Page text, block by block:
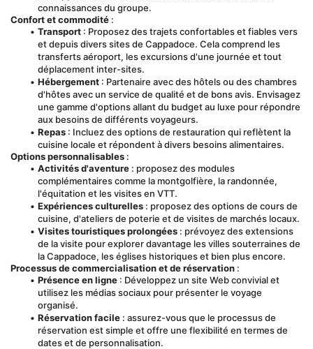
connaissances du groupe.
Confort et commodité :
Transport : Proposez des trajets confortables et fiables vers
et depuis divers sites de Cappadoce. Cela comprend les
transferts aéroport, les excursions d'une journée et tout
déplacement inter-sites.
Hébergement : Partenaire avec des hôtels ou des chambres
d'hôtes avec un service de qualité et de bons avis. Envisagez
une gamme d'options allant du budget au luxe pour répondre
aux besoins de différents voyageurs.
Repas : Incluez des options de restauration qui reflètent la
cuisine locale et répondent à divers besoins alimentaires.
Options personnalisables :
Activités d'aventure : proposez des modules
complémentaires comme la montgolfière, la randonnée,
l'équitation et les visites en VTT.
Expériences culturelles : proposez des options de cours de
cuisine, d'ateliers de poterie et de visites de marchés locaux.
Visites touristiques prolongées : prévoyez des extensions
de la visite pour explorer davantage les villes souterraines de
la Cappadoce, les églises historiques et bien plus encore.
Processus de commercialisation et de réservation :
Présence en ligne : Développez un site Web convivial et
utilisez les médias sociaux pour présenter le voyage
organisé.
Réservation facile : assurez-vous que le processus de
réservation est simple et offre une flexibilité en termes de
dates et de personnalisation.